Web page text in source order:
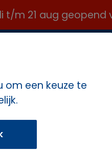
t/m 21 aug
om een keuze te